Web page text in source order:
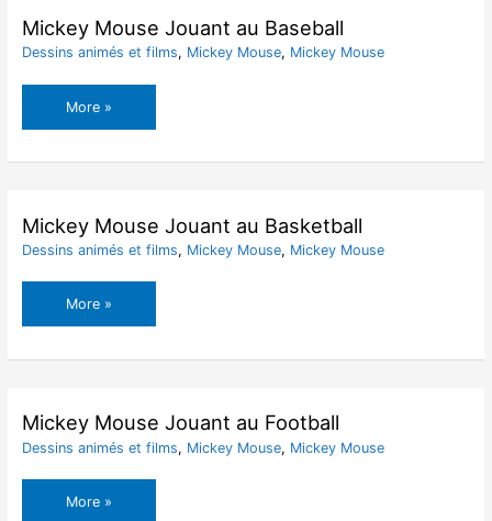
Mickey Mouse Jouant au Baseball
Dessins animés et films, Mickey Mouse, Mickey Mouse
Mickey
Mouse
More »
Mickey Mouse Jouant au Basketball
Dessins animés et films, Mickey Mouse, Mickey Mouse
Mickey
Mouse
More »
Mickey Mouse Jouant au Football
Dessins animés et films, Mickey Mouse, Mickey Mouse
Mickey
More »